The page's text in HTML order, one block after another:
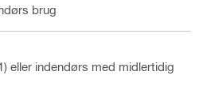
brug
eller indendørs med midlertidig